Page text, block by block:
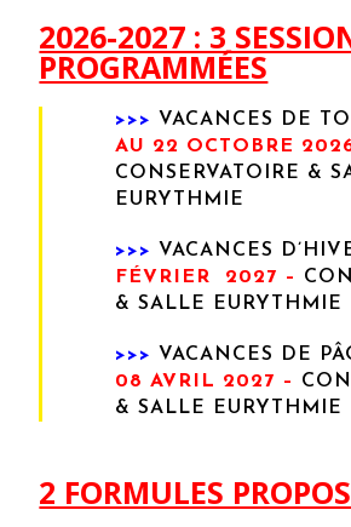
2026-2027 : 3
PROGRAMMÉES
>>> VACANCES DE
AU 22 OCTOBRE
CONSERVATOIRE &
EURYTHMIE
>>> VACANCES
FÉVRIER 2027 –
& SALLE EURYTHMIE
>>> VACANCES DE
08 AVRIL 2027 –
&SALLE EURYTHMIE
2 FORMULES